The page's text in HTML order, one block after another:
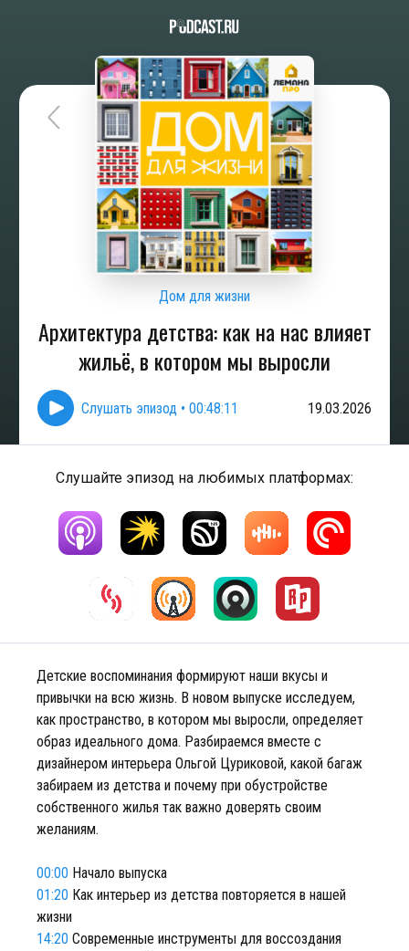
Дом для жизни
Архитектура детства: как на нас влияет
жильё, в котором мы выросли
Слушать эпизод • 00:48:11 19.03.2026
Слушайте эпизод на любимых платформах:
Детские воспоминания формируют наши вкусы и
привычки на всю жизнь. В новом выпуске исследуем,
как пространство, в котором мы выросли, определяет
образ идеального дома. Разбираемся вместе с
дизайнером интерьера Ольгой Цуриковой, какой багаж
забираем из детства и почему при обустройстве
собственного жилья так важно доверять своим
желаниям.
00:00 Начало выпуска
01:20 Как интерьер из детства повторяется в нашей
жизни
14:20 Современные инструменты для воссоздания